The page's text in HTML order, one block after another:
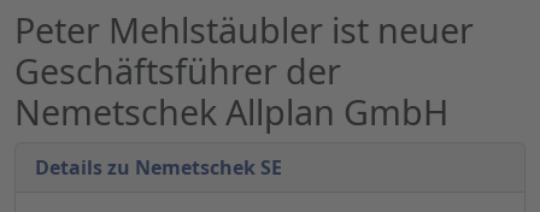
Peter Mehlstäubler ist neuer
Geschäftsführer der
Nemetschek Allplan GmbH
Details zu Nemetschek SE